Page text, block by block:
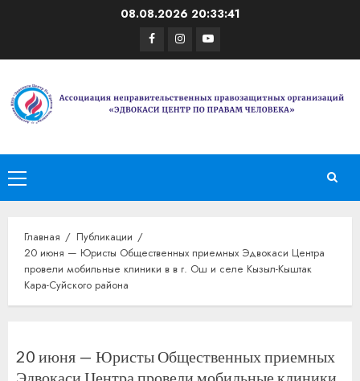
08.08.2026 20:33:41
Facebook
Instagram
Youtube
Основное
меню
Главная
Публикации
20 июня — Юристы Общественных приемных Эдвокаси Центра
провели мобильные клиники в в г. Ош и селе Кызыл-Кыштак
Кара-Суйского района
20 июня — Юристы Общественных приемных
Эдвокаси Центра провели мобильные клиники